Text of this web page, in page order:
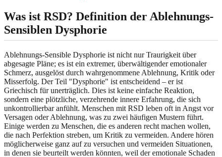
Was ist RSD? Definition der Ablehnungs-
Sensiblen Dysphorie
Ablehnungs-Sensible Dysphorie ist nicht nur Traurigkeit über
abgesagte Pläne; es ist ein extremer, überwältigender emotionaler
Schmerz, ausgelöst durch wahrgenommene Ablehnung, Kritik oder
Misserfolg. Der Teil "Dysphorie" ist entscheidend – er ist
Griechisch für unerträglich. Dies ist keine einfache Reaktion,
sondern eine plötzliche, verzehrende innere Erfahrung, die sich
unkontrollierbar anfühlt. Menschen mit RSD leben oft in Angst vor
Versagen oder Ablehnung, was zu zwei häufigen Mustern führt.
Einige werden zu Menschen, die es anderen recht machen wollen,
die nach Perfektion streben, um Kritik zu vermeiden. Andere hören
möglicherweise ganz auf zu versuchen und vermeiden Situationen,
in denen sie beurteilt werden könnten, weil der emotionale Schaden